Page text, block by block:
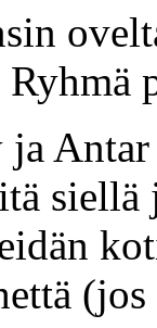
Antar